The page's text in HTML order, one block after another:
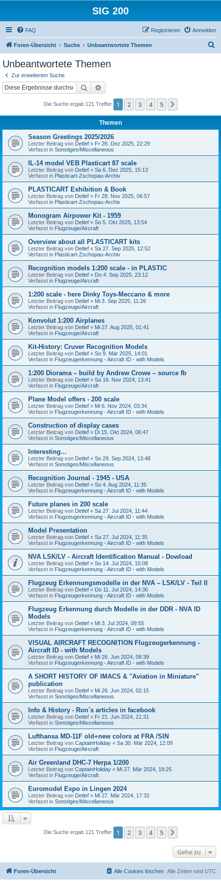
SIG 200
FAQ Anmelden
Registrieren
Foren-Übersicht Suche Unbeantwortete Themen
Unbeantwortete Themen
Zur erweiterten Suche
Suche
Die Suche ergab 121 Treffer 1 2 3 4 5
Themen
Season Greetings 2025/2026
Letzter Beitrag von Detlef « Fr 26. Dez 2025, 22:29
Verfasst in Sonstiges/Miscellaneous
IL-14 model VEB Plasticart 87 scale
Letzter Beitrag von Detlef « Sa 6. Dez 2025, 15:13
Verfasst in Plasticart-Zschopau-Archiv
PLASTICART Exhibition & Book
Letzter Beitrag von Detlef « Fr 28. Nov 2025, 06:57
Verfasst in Plasticart-Zschopau-Archiv
Monogram Airpower Kit - 1959
Letzter Beitrag von Detlef « So 5. Okt 2025, 13:54
Verfasst in Flugzeuge/Aircraft
Overview about all PLASTICART kits
Letzter Beitrag von Detlef « Sa 27. Sep 2025, 12:52
Verfasst in Plasticart-Zschopau-Archiv
Recognition models 1:200 scale - in PLASTIC
Letzter Beitrag von Detlef « Do 4. Sep 2025, 23:12
Verfasst in Flugzeuge/Aircraft
1:200 scale - here Dinky Toys-Meccano & more
Letzter Beitrag von Detlef « Mi 3. Sep 2025, 11:26
Verfasst in Flugzeuge/Aircraft
Konvolut 1:200 Airplanes
Letzter Beitrag von Detlef « Mi 27. Aug 2025, 01:41
Verfasst in Flugzeuge/Aircraft
Kit-History: Cruver Recognition Models
Letzter Beitrag von Detlef « So 9. Mär 2025, 14:01
Verfasst in Flugzeugerkennung - Aircraft ID - with Models
1:200 Diorama – build by Andrew Crowe – source fb
Letzter Beitrag von Detlef « Sa 16. Nov 2024, 13:41
Verfasst in Flugzeuge/Aircraft
Plane Model offers - 200 scale
Letzter Beitrag von Detlef « Mi 6. Nov 2024, 03:34
Verfasst in Flugzeugerkennung - Aircraft ID - with Models
Construction of display cases
Letzter Beitrag von Detlef « Di 15. Okt 2024, 06:47
Verfasst in Sonstiges/Miscellaneous
Interesting...
Letzter Beitrag von Detlef « So 29. Sep 2024, 13:48
Verfasst in Sonstiges/Miscellaneous
Recognition Journal - 1945 - USA
Letzter Beitrag von Detlef « So 4. Aug 2024, 11:35
Verfasst in Flugzeugerkennung - Aircraft ID - with Models
Future planes in 200 scale
Letzter Beitrag von Detlef « Sa 27. Jul 2024, 11:44
Verfasst in Flugzeugerkennung - Aircraft ID - with Models
Model Presentation
Letzter Beitrag von Detlef « Sa 27. Jul 2024, 11:35
Verfasst in Flugzeugerkennung - Aircraft ID - with Models
NVA LSK/LV - Aircraft Identification Manual - Dowload
Letzter Beitrag von Detlef « So 14. Jul 2024, 15:08
Verfasst in Flugzeugerkennung - Aircraft ID - with Models
Flugzeug Erkennungsmodelle in der NVA – LSK/LV - Teil II
Letzter Beitrag von Detlef « Do 11. Jul 2024, 14:30
Verfasst in Flugzeugerkennung - Aircraft ID - with Models
Flugzeug Erkennung durch Modelle in der DDR - NVA ID
Models
Letzter Beitrag von Detlef « Mi 3. Jul 2024, 09:55
Verfasst in Flugzeugerkennung - Aircraft ID - with Models
VISUAL AIRCRAFT RECOGNITION Flugzeugerkennung -
Aircraft ID - with Models
Letzter Beitrag von Detlef « Mi 26. Jun 2024, 08:39
Verfasst in Flugzeugerkennung - Aircraft ID - with Models
A SHORT HISTORY OF IMACS & "Aviation in Miniature"
publication
Letzter Beitrag von Detlef « Mi 26. Jun 2024, 02:15
Verfasst in Sonstiges/Miscellaneous
Info & History - Ron´s articles in facebook
Letzter Beitrag von Detlef « Fr 21. Jun 2024, 21:31
Verfasst in Sonstiges/Miscellaneous
Lufthansa MD-11F old+new colors at FRA /SIN
Letzter Beitrag von CaptainHoliday « Sa 30. Mär 2024, 12:09
Verfasst in Flugzeuge/Aircraft
Air Greenland DHC-7 Herpa 1/200
Letzter Beitrag von CaptainHoliday « Mi 27. Mär 2024, 18:25
Verfasst in Flugzeuge/Aircraft
Euromodel Expo in Lingen 2024
Letzter Beitrag von Detlef « Mi 27. Mär 2024, 17:32
Verfasst in Sonstiges/Miscellaneous
Die Suche ergab 121 Treffer 1 2 3 4 5
Gehe zu
Foren-Übersicht Alle Zeiten sind UTC
Alle Cookies löschen